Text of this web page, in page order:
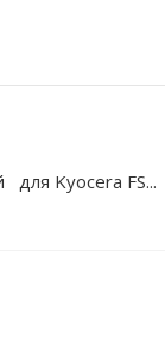
для Kyocera FS...